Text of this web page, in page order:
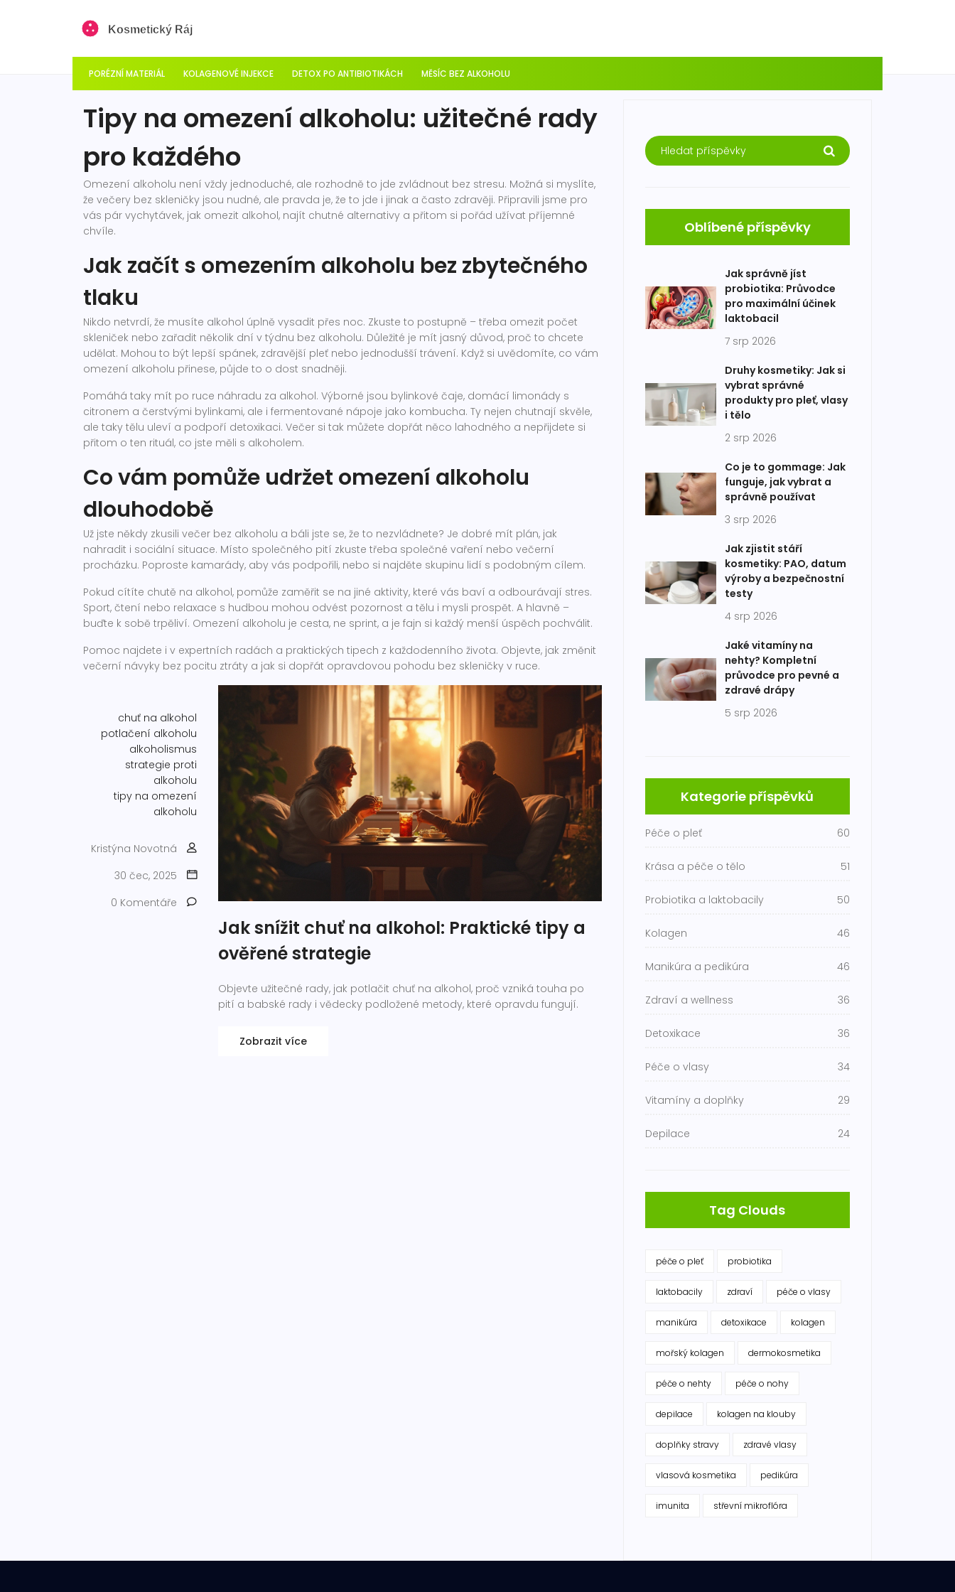
PORÉZNÍ MATERIÁL KOLAGENOVÉ INJEKCE DETOX PO ANTIBIOTIKÁCH MĚSÍC BEZ ALKOHOLU
Tipy na omezení alkoholu: užitečné rady
pro každého
Omezení alkoholu není vždy jednoduché, ale rozhodně to jde zvládnout bez stresu. Možná si myslíte,
že večery bez skleničky jsou nudné, ale pravda je, že to jde i jinak a často zdravěji. Připravili jsme pro
vás pár vychytávek, jak omezit alkohol, najít chutné alternativy a přitom si pořád užívat příjemné
chvíle.
Jak začít s omezením alkoholu bez zbytečného
tlaku
Nikdo netvrdí, že musíte alkohol úplně vysadit přes noc. Zkuste to postupně – třeba omezit počet
skleniček nebo zařadit několik dní v týdnu bez alkoholu. Důležité je mít jasný důvod, proč to chcete
udělat. Mohou to být lepší spánek, zdravější pleť nebo jednodušší trávení. Když si uvědomíte, co vám
omezení alkoholu přinese, půjde to o dost snadněji.
Pomáhá taky mít po ruce náhradu za alkohol. Výborné jsou bylinkové čaje, domácí limonády s
citronem a čerstvými bylinkami, ale i fermentované nápoje jako kombucha. Ty nejen chutnají skvěle,
ale taky tělu uleví a podpoří detoxikaci. Večer si tak můžete dopřát něco lahodného a nepřijdete si
přitom o ten rituál, co jste měli s alkoholem.
Co vám pomůže udržet omezení alkoholu
dlouhodobě
Už jste někdy zkusili večer bez alkoholu a báli jste se, že to nezvládnete? Je dobré mít plán, jak
nahradit i sociální situace. Místo společného pití zkuste třeba společné vaření nebo večerní
procházku. Poproste kamarády, aby vás podpořili, nebo si najděte skupinu lidí s podobným cílem.
Pokud cítíte chutě na alkohol, pomůže zaměřit se na jiné aktivity, které vás baví a odbourávají stres.
Sport, čtení nebo relaxace s hudbou mohou odvést pozornost a tělu i mysli prospět. A hlavně –
buďte k sobě trpěliví. Omezení alkoholu je cesta, ne sprint, a je fajn si každý menší úspěch pochválit.
Pomoc najdete i v expertních radách a praktických tipech z každodenního života. Objevte, jak změnit
večerní návyky bez pocitu ztráty a jak si dopřát opravdovou pohodu bez skleničky v ruce.
chuť na alkohol
potlačení alkoholu
alkoholismus
strategie proti
alkoholu
tipy na omezení
alkoholu
Kristýna Novotná
30 čec, 2025
0 Komentáře
Jak snížit chuť na alkohol: Praktické tipy a
ověřené strategie
Objevte užitečné rady, jak potlačit chuť na alkohol, proč vzniká touha po
pití a babské rady i vědecky podložené metody, které opravdu fungují.
Zobrazit více
Oblíbené příspěvky
Jak správně jíst
probiotika: Průvodce
pro maximální účinek
laktobacil
7 srp 2026
Druhy kosmetiky: Jak si
vybrat správné
produkty pro pleť, vlasy
i tělo
2 srp 2026
Co je to gommage: Jak
funguje, jak vybrat a
správně používat
3 srp 2026
Jak zjistit stáří
kosmetiky: PAO, datum
výroby a bezpečnostní
testy
4 srp 2026
Jaké vitamíny na
nehty? Kompletní
průvodce pro pevné a
zdravé drápy
5 srp 2026
Kategorie příspěvků
Péče o pleť 60
Krása a péče o tělo 51
Probiotika a laktobacily 50
Kolagen 46
Manikúra a pedikúra 46
Zdraví a wellness 36
Detoxikace 36
Péče o vlasy 34
Vitamíny a doplňky 29
Depilace 24
Tag Clouds
péče o pleť probiotika
laktobacily zdraví péče o vlasy
manikúra detoxikace kolagen
mořský kolagen dermokosmetika
péče o nehty péče o nohy
depilace kolagen na klouby
doplňky stravy zdravé vlasy
vlasová kosmetika pedikúra
imunita střevní mikroflóra